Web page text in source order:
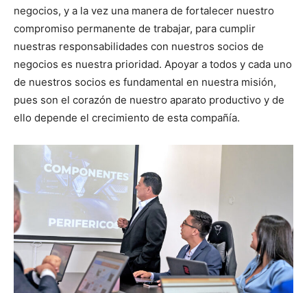
negocios, y a la vez una manera de fortalecer nuestro
compromiso permanente de trabajar, para cumplir
nuestras responsabilidades con nuestros socios de
negocios es nuestra prioridad. Apoyar a todos y cada uno
de nuestros socios es fundamental en nuestra misión,
pues son el corazón de nuestro aparato productivo y de
ello depende el crecimiento de esta compañía.